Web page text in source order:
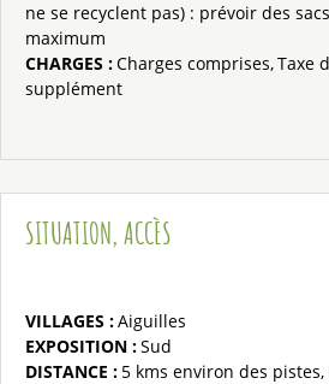
ne se recyclent pas) : prévoir des
maximum
CHARGES :Charges comprises Taxe
supplément
SITUATION, ACCÈS
VILLAGES :Aiguilles
EXPOSITION :Sud
DISTANCE : 5 kms environ des pistes